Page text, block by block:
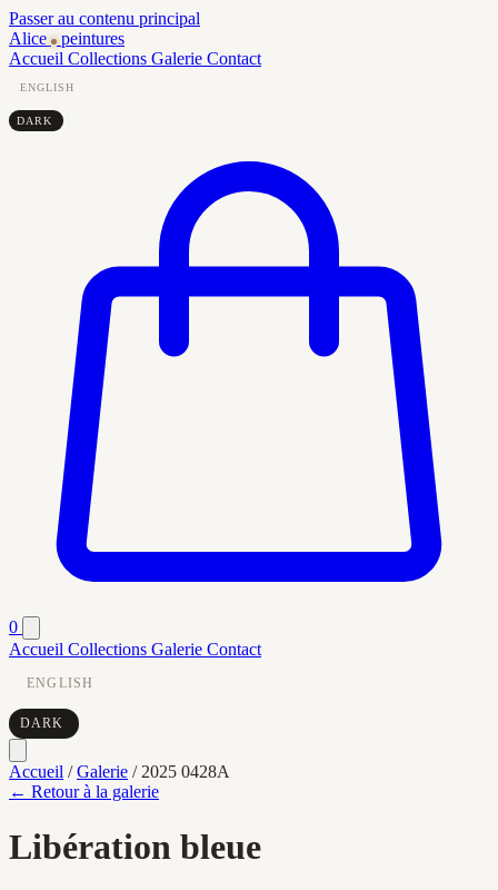
Passer au contenu principal
Alice
peintures
Accueil Collections Galerie Contact
ENGLISH
DARK
0
Accueil Collections Galerie Contact
ENGLISH
DARK
Accueil / Galerie / 2025 0428A
← Retour à la galerie
Libération bleue